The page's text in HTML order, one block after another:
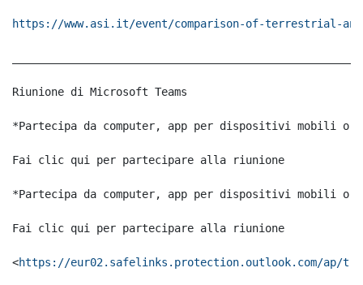
https://www.asi.it/event/comparison-of-terrestrial-
Riunione di Microsoft Teams
*Partecipa da computer, app per dispositivi mobili o
Fai clic qui per partecipare alla riunione
*Partecipa da computer, app per dispositivi mobili o
Fai clic qui per partecipare alla riunione
<https://eur02.safelinks.protection.outlook.com/ap/t-59584e83/